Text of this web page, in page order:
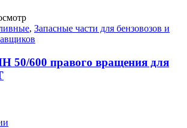
, Запасные части для бензовозов и
50/600 правого вращения для